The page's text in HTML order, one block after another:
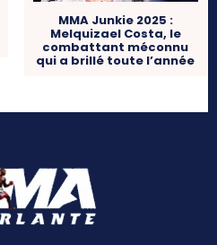
MMA Junkie 2025 :
Melquizael Costa, le
combattant méconnu
qui a brillé toute l’année